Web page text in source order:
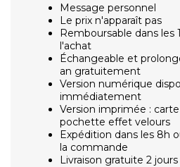
Message personnel
Le prix n'apparaît pas
Remboursable dans les
l'achat
Échangeable et
an gratuitement
Version numérique
immédiatement
Version imprimée :
pochette effet velours
Expédition dans les 8h
la commande
Livraison gratuite 2